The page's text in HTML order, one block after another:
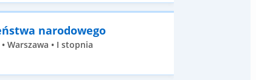
narodowego
Warszawa • I stopnia